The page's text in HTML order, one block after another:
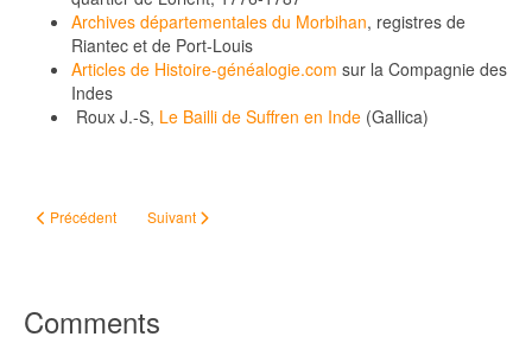
Archives départementales du Morbihan, registres de
Riantec et de Port-Louis
Articles de Histoire-généalogie.com sur la Compagnie des
Indes
Roux J.-S, Le Bailli de Suffren en Inde (Gallica)
Article précédent : La Grande Boucle
Précédent Article suivant : BOURDIC Charles (1869-1916), marin
Suivant
Comments